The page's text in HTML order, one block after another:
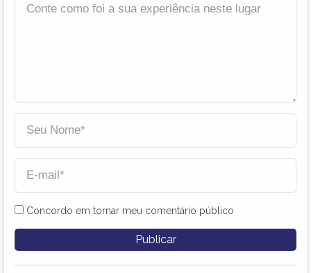
Concordo em tornar meu comentário público